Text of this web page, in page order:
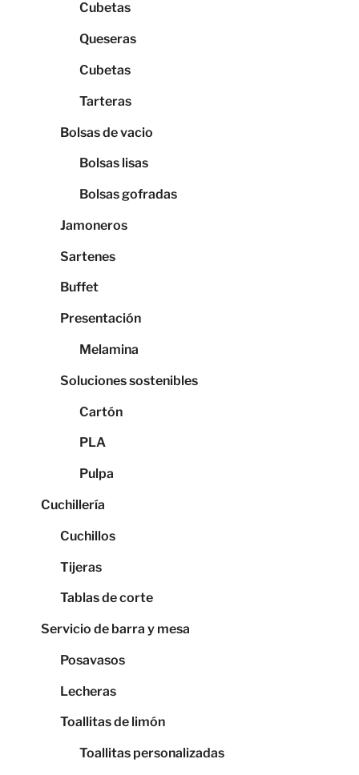
Cubetas
Queseras
Cubetas
Tarteras
Bolsas de vacio
Bolsas lisas
Bolsas gofradas
Jamoneros
Sartenes
Buffet
Presentación
Melamina
Soluciones sostenibles
Cartón
PLA
Pulpa
Cuchillería
Cuchillos
Tijeras
Tablas de corte
Servicio de barra y mesa
Posavasos
Lecheras
Toallitas de limón
Toallitas personalizadas